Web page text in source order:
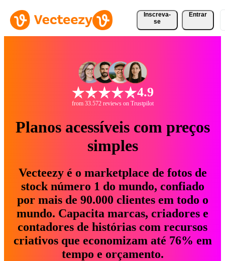
Inscreva-
se
Entrar
4.9
from 33.572 reviews on Trustpilot
Planos acessíveis com preços
simples
Vecteezy é o marketplace de fotos de
stock número 1 do mundo, confiado
por mais de 90.000 clientes em todo o
mundo. Capacita marcas, criadores e
contadores de histórias com recursos
criativos que economizam até 76% em
tempo e orçamento.